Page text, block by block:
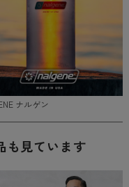
ナルゲン
も見ています